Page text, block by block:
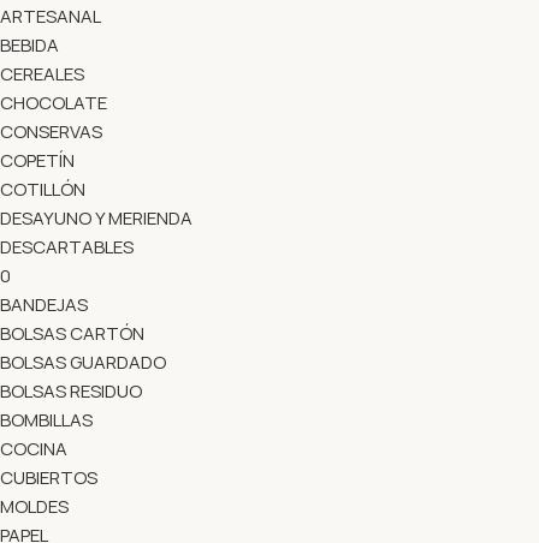
ARTESANAL
BEBIDA
CEREALES
CHOCOLATE
CONSERVAS
COPETÍN
COTILLÓN
DESAYUNO Y MERIENDA
DESCARTABLES
0
BANDEJAS
BOLSAS CARTÓN
BOLSAS GUARDADO
BOLSAS RESIDUO
BOMBILLAS
COCINA
CUBIERTOS
MOLDES
PAPEL